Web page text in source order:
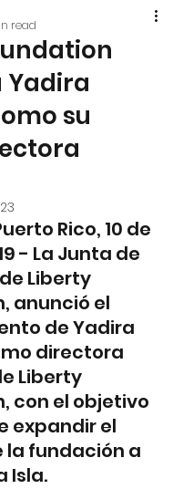
Yadira
su
read
Rico, 10 de
- La Junta de
Liberty
anunció el
de Yadira
directora
Liberty
con el objetivo
expandir el
la fundación a
Isla.